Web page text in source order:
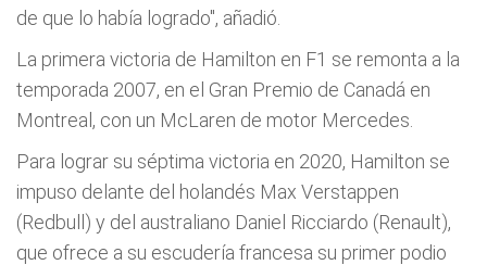
de que lo había logrado", añadió.
La primera victoria de Hamilton en F1 se remonta a la
temporada 2007, en el Gran Premio de Canadá en
Montreal, con un McLaren de motor Mercedes.
Para lograr su séptima victoria en 2020, Hamilton se
impuso delante del holandés Max Verstappen
(Redbull) y del australiano Daniel Ricciardo (Renault),
que ofrece a su escudería francesa su primer podio